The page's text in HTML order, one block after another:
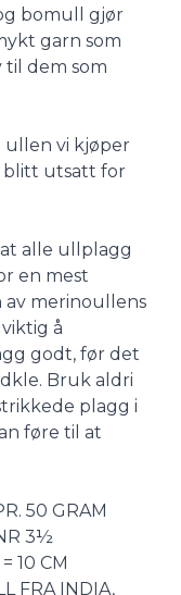
bomull gjør
garn som
dem som
ullen vi kjøper
blitt utsatt for
alle ullplagg
en mest
av merinoullens
å
godt, før det
Bruk aldri
plagg i
føre til at
50 GRAM
3½
10 CM
FRA INDIA,